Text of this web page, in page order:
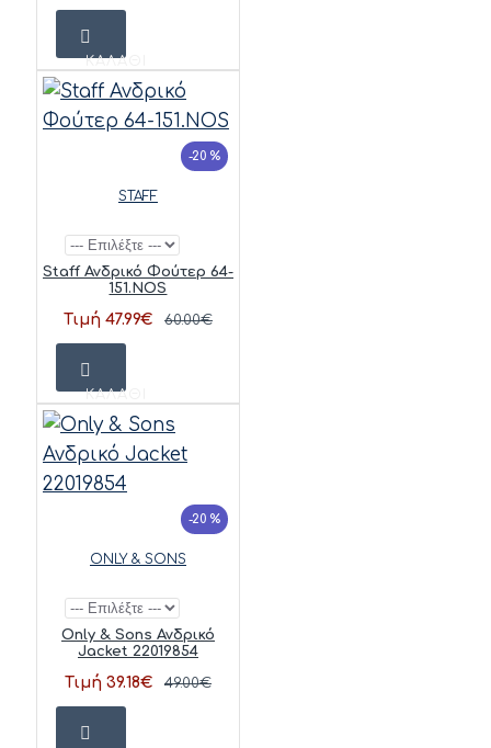
ΚΑΛΆΘΙ
-20 %
STAFF
Staff Ανδρικό Φούτερ 64-
151.NOS
Τιμή 47.99€ 60.00€
ΚΑΛΆΘΙ
-20 %
ONLY & SONS
Only & Sons Ανδρικό
Jacket 22019854
Τιμή 39.18€ 49.00€